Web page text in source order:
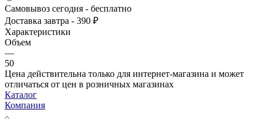
Самовывоз сегодня - бесплатно
Доставка завтра - 390 ₽
Характеристики
Объем
—
50
Цена действительна только для интернет-магазина и может
отличаться от цен в розничных магазинах
Каталог
Компания